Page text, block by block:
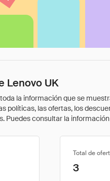
Lenovo UK
la información que se
políticas, las ofertas, los
Puedes consultar la
Total de
3